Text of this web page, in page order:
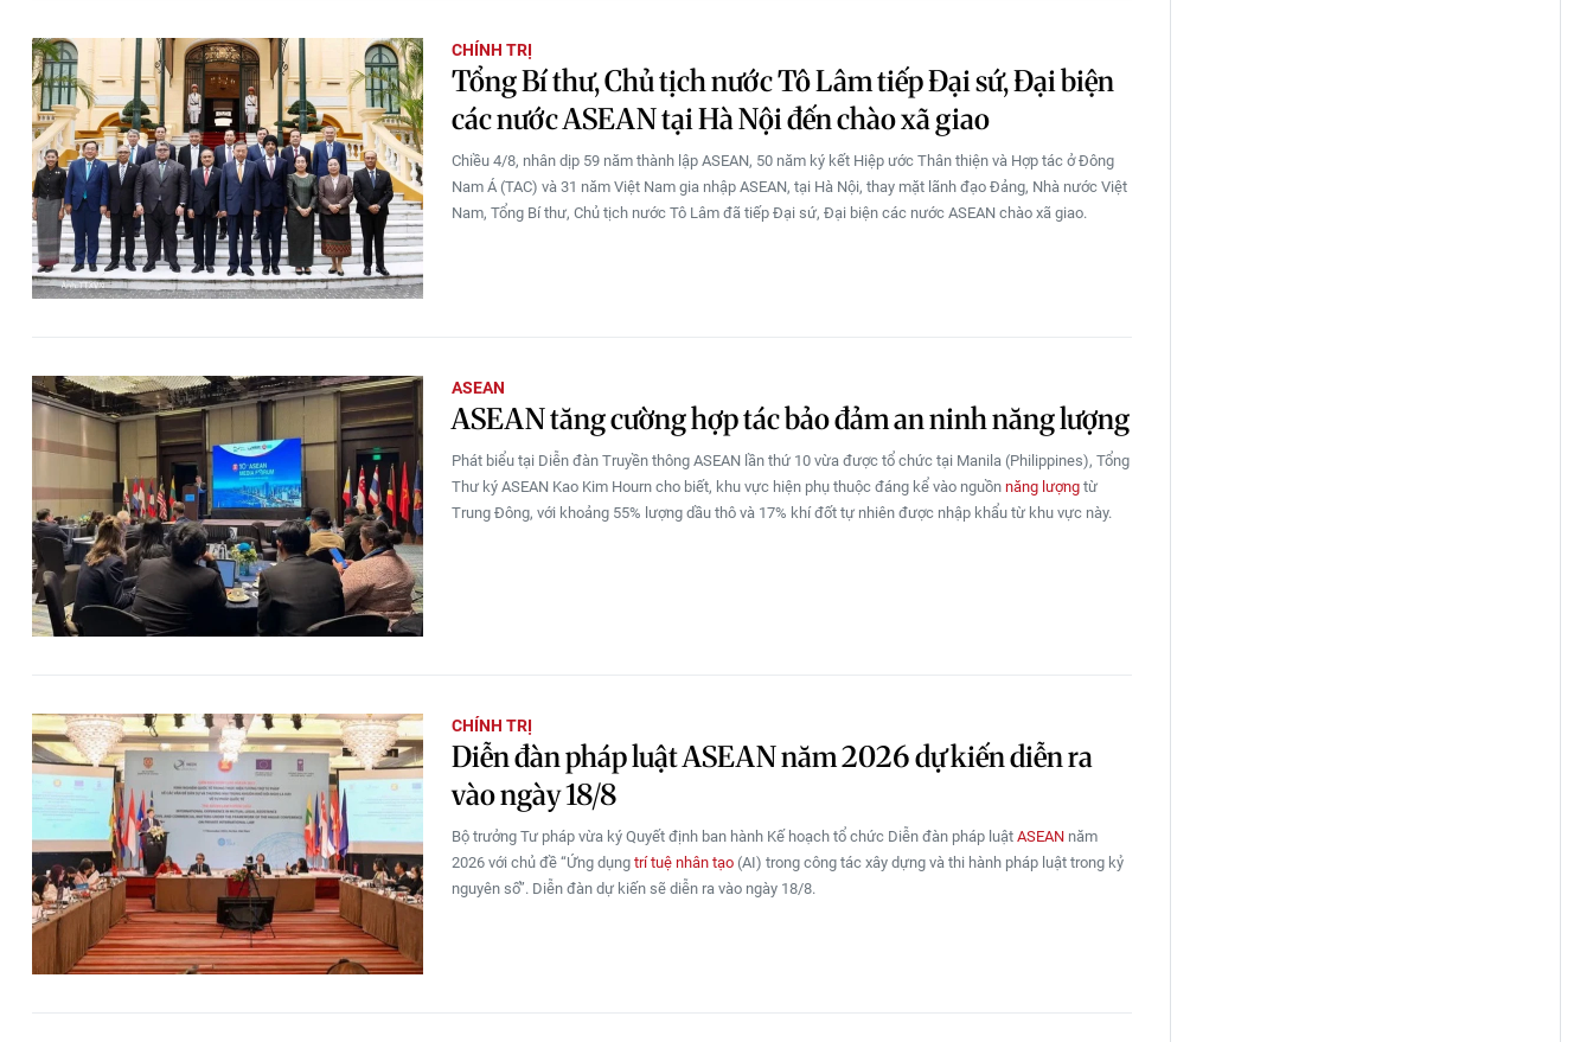
CHÍNH TRỊ
Tổng Bí thư, Chủ tịch nước Tô Lâm tiếp Đại sứ, Đại biện
các nước ASEAN tại Hà Nội đến chào xã giao
Chiều 4/8, nhân dịp 59 năm thành lập ASEAN, 50 năm ký kết Hiệp ước Thân thiện và Hợp tác ở Đông
Nam Á (TAC) và 31 năm Việt Nam gia nhập ASEAN, tại Hà Nội, thay mặt lãnh đạo Đảng, Nhà nước Việt
Nam, Tổng Bí thư, Chủ tịch nước Tô Lâm đã tiếp Đại sứ, Đại biện các nước ASEAN chào xã giao.
ASEAN
ASEAN tăng cường hợp tác bảo đảm an ninh năng lượng
Phát biểu tại Diễn đàn Truyền thông ASEAN lần thứ 10 vừa được tổ chức tại Manila (Philippines), Tổng
Thư ký ASEAN Kao Kim Hourn cho biết, khu vực hiện phụ thuộc đáng kể vào nguồn năng lượng từ
Trung Đông, với khoảng 55% lượng dầu thô và 17% khí đốt tự nhiên được nhập khẩu từ khu vực này.
CHÍNH TRỊ
Diễn đàn pháp luật ASEAN năm 2026 dự kiến diễn ra
vào ngày 18/8
Bộ trưởng Tư pháp vừa ký Quyết định ban hành Kế hoạch tổ chức Diễn đàn pháp luật ASEAN năm
2026 với chủ đề “Ứng dụng trí tuệ nhân tạo (AI) trong công tác xây dựng và thi hành pháp luật trong kỷ
nguyên số”. Diễn đàn dự kiến sẽ diễn ra vào ngày 18/8.